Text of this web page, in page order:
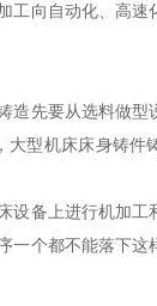
工向自动化、高
先要从选料做型
型机床床身铸件
备上进行机加工
一个都不能落下